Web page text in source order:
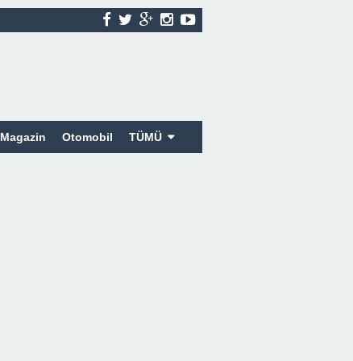
Magazin Otomobil TÜMÜ